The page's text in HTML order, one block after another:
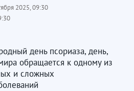
2025, 09:30
день псориаза, день,
обращается к одному из
и сложных